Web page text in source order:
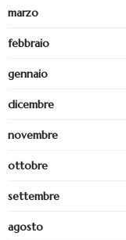
marzo
febbraio
gennaio
dicembre
novembre
ottobre
settembre
agosto